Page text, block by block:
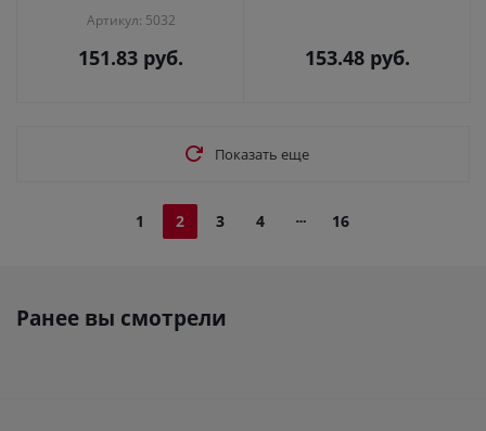
Артикул: 5032
151.83 руб. 153.48 руб.
Показать еще
1 2 3 4 16
Ранее вы смотрели